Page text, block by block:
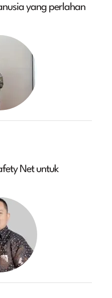
yang perlahan
Net untuk